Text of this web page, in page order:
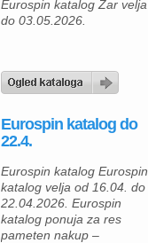
primer, papirnate brisače,
3-slojne (2 roli) so na voljo
Eurospin katalog Žar velja
do 03.05.2026.
Eurospin katalog do
22.4.
Eurospin katalog Eurospin
katalog velja od 16.04. do
22.04.2026. Eurospin
katalog ponuja za res
pameten nakup –